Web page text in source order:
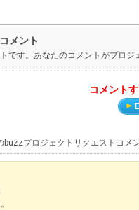
メント
です。あなたのコメントがプロ
コメント
buzzプロジェクトリクエストコメ